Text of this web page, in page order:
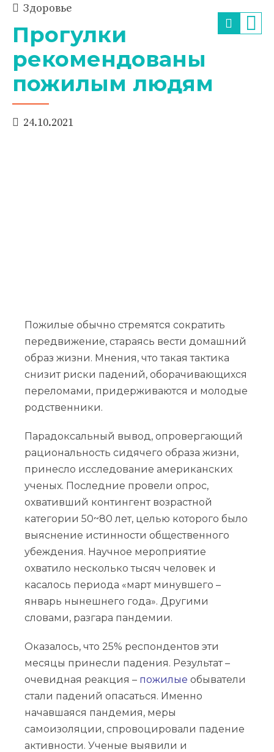
Здоровье
Прогулки
рекомендованы
пожилым людям
24.10.2021
Пожилые обычно стремятся сократить
передвижение, стараясь вести домашний
образ жизни. Мнения, что такая тактика
снизит риски падений, оборачивающихся
переломами, придерживаются и молодые
родственники.
Парадоксальный вывод, опровергающий
рациональность сидячего образа жизни,
принесло исследование американских
ученых. Последние провели опрос,
охвативший контингент возрастной
категории 50~80 лет, целью которого было
выяснение истинности общественного
убеждения. Научное мероприятие
охватило несколько тысяч человек и
касалось периода «март минувшего –
январь нынешнего года». Другими
словами, разгара пандемии.
Оказалось, что 25% респондентов эти
месяцы принесли падения. Результат –
очевидная реакция – пожилые обыватели
стали падений опасаться. Именно
начавшаяся пандемия, меры
самоизоляции, спровоцировали падение
активности. Ученые выявили и